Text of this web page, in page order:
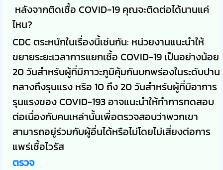
หลังจากติดเชื้อ COVID-19 คุณจะติดต่อได้นานแค่
ไหน?
CDC ตระหนักในเรื่องนี้เช่นกัน: หน่วยงานแนะนำให้
ขยายระยะเวลาการแยกเชื้อ COVID-19 เป็นอย่างน้อย
20 วันสำหรับผู้ที่มีภาวะภูมิคุ้มกันบกพร่องในระดับปาน
กลางถึงรุนแรง หรือ 10 ถึง 20 วันสำหรับผู้ที่มีอาการ
รุนแรงของ COVID-193 อาจแนะนำให้ทำการทดสอบ
ต่อเนื่องกับคนเหล่านั้นเพื่อตรวจสอบว่าพวกเขา
สามารถอยู่ร่วมกับผู้อื่นได้หรือไม่โดยไม่เสี่ยงต่อการ
แพร่เชื้อไวรัส
ตรวจ